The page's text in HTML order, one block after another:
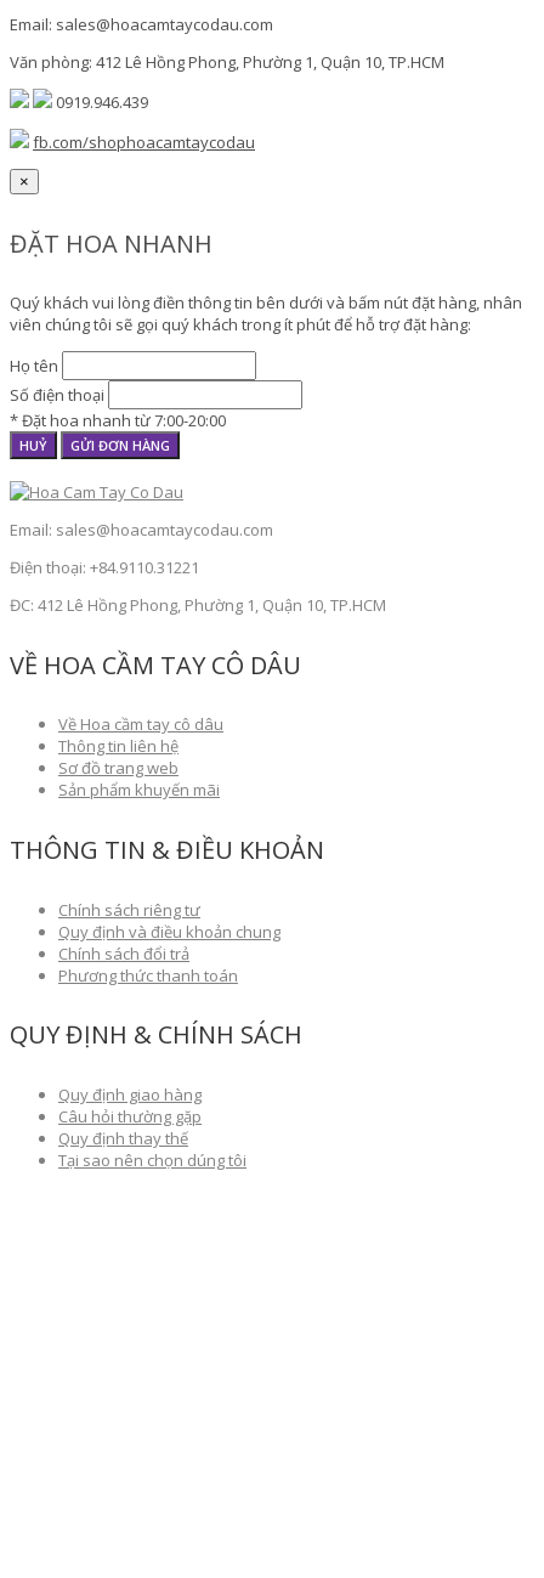
Email: sales@hoacamtaycodau.com
Văn phòng: 412 Lê Hồng Phong, Phường 1, Quận 10, TP.HCM
0919.946.439
fb.com/shophoacamtaycodau
×
ĐẶT HOA NHANH
Quý khách vui lòng điền thông tin bên dưới và bấm nút đặt hàng, nhân
viên chúng tôi sẽ gọi quý khách trong ít phút để hỗ trợ đặt hàng:
Họ tên
Số điện thoại
* Đặt hoa nhanh từ 7:00-20:00
HUỶ GỬI ĐƠN HÀNG
Email: sales@hoacamtaycodau.com
Điện thoại: +84.9110.31221
ĐC: 412 Lê Hồng Phong, Phường 1, Quận 10, TP.HCM
VỀ HOA CẦM TAY CÔ DÂU
Về Hoa cầm tay cô dâu
Thông tin liên hệ
Sơ đồ trang web
Sản phẩm khuyến mãi
THÔNG TIN & ĐIỀU KHOẢN
Chính sách riêng tư
Quy định và điều khoản chung
Chính sách đổi trả
Phương thức thanh toán
QUY ĐỊNH & CHÍNH SÁCH
Quy định giao hàng
Câu hỏi thường gặp
Quy định thay thế
Tại sao nên chọn dúng tôi